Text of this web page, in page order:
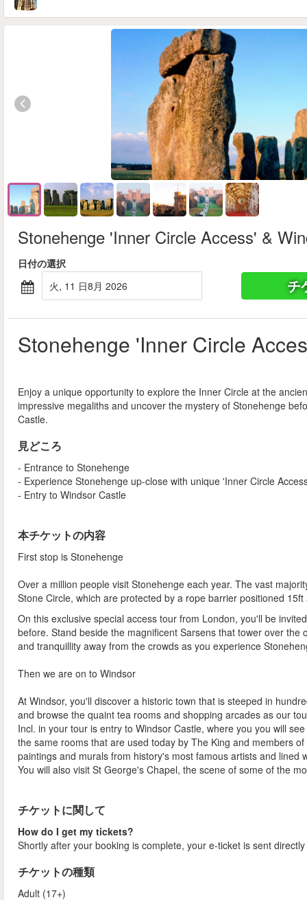
Stonehenge 'Inner Circle Access' &
日付の選択
火, 11 日8月 2026
チ
Stonehenge 'Inner Circle
Enjoy a unique opportunity to explore the Inner Circle at the
impressive megaliths and uncover the mystery of Stonehenge
Castle.
見どころ
- Entrance to Stonehenge
- Experience Stonehenge up-close with unique 'Inner Circle
- Entry to Windsor Castle
本チケットの内容
First stop is Stonehenge
Over a million people visit Stonehenge each year. The vast
Stone Circle, which are protected by a rope barrier positioned 15ft
On this exclusive special access tour from London, you'll be
before. Stand beside the magnificent Sarsens that tower over
and tranquillity away from the crowds as you experience
Then we are on to Windsor
At Windsor, you'll discover a historic town that is steeped in
and browse the quaint tea rooms and shopping arcades as our
Incl. in your tour is entry to Windsor Castle, where you you will
the same rooms that are used today by The King and members
paintings and murals from history's most famous artists and lined
You will also visit St George's Chapel, the scene of some of the
チケットに関して
How do I get my tickets?
Shortly after your booking is complete, your e-ticket is sent
チケットの種類
Adult (17+)